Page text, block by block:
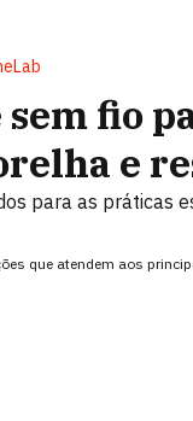
fio
e
para as práticas
que atendem aos